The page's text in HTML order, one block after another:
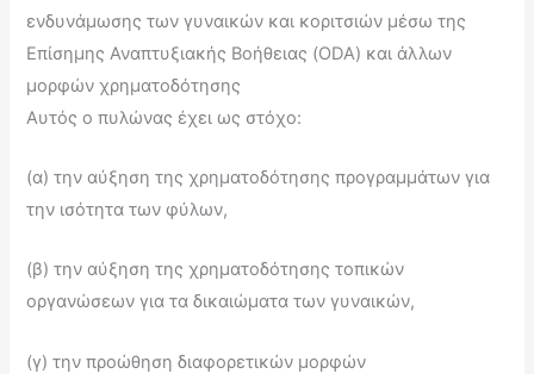
ενδυνάμωσης των γυναικών και κοριτσιών μέσω της
Επίσημης Αναπτυξιακής Βοήθειας (ODA) και άλλων
μορφών χρηματοδότησης
Αυτός ο πυλώνας έχει ως στόχο:
(α) την αύξηση της χρηματοδότησης προγραμμάτων για
την ισότητα των φύλων,
(β) την αύξηση της χρηματοδότησης τοπικών
οργανώσεων για τα δικαιώματα των γυναικών,
(γ) την προώθηση διαφορετικών μορφών